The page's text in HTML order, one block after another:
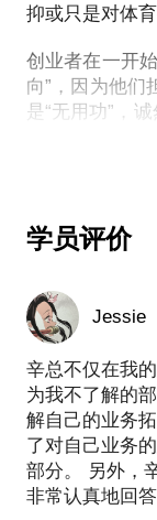
思考，尤其是
* 这个生意到底
* 体育行业未
是在初级阶段
发端于某个专
帮助他们成就
便成为了我的一
你有可能是想
一个躬身入局
准备好想法、
加有的放矢，
时左右的时间
维、语速以及
抑或只是对体
创业者在一开
向”，因为他们
是“无用功”，
目及资源的广
患，也需要被
时候甚至只是
总之，“虚”的
凯兴团队是国
保持着行业专
在体育行业还
文发布后的体
学员评价
Jessie
辛总不仅在我
为我不了解的
解自己的业务
了对自己业务
部分。 另外，
非常认真地回